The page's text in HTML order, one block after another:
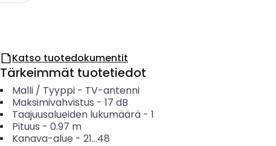
Katso tuotedokumentit
Tärkeimmät tuotetiedot
Malli / Tyyppi- TV-antenni
Maksimivahvistus - 17 dB
Taajuusalueiden lukumäärä- 1
Pituus - 0.97 m
Kanava-alue - 21...48